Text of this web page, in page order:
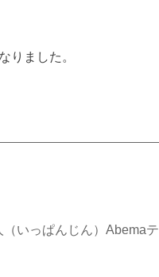
りました。
いっぱんじん）Abemaテ